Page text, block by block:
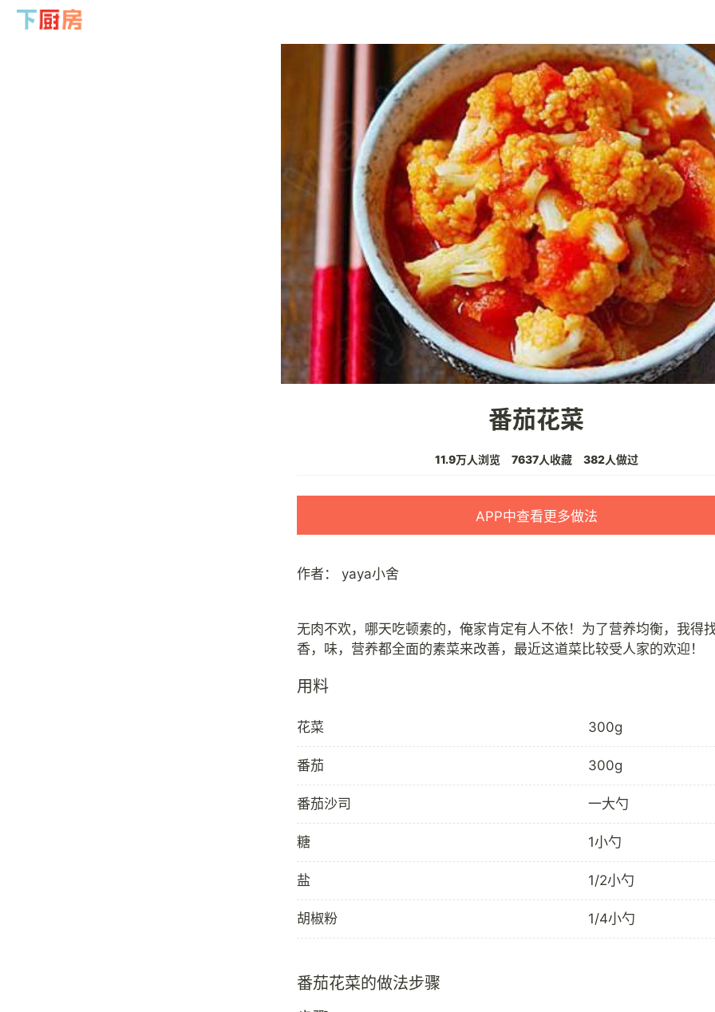
番茄花菜
11.9万人浏览 7637人收藏 382人做过
APP中查看更多做法
作者： yaya小舍
无肉不欢，哪天吃顿素的，俺家肯定有人不依！为了营养均衡，我得找
用料
花菜 300g
番茄 300g
番茄沙司 一大勺
糖 1小勺
盐 1/2小勺
胡椒粉 1/4小勺
番茄花菜的做法步骤